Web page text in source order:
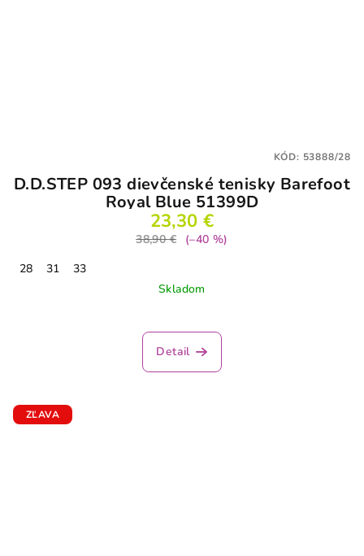
D.D.STEP 093 dievčenské tenisky Barefoot
Royal Blue 51399D
23,30 €
38,90 €
(–40 %)
28
31
33
Skladom
Detail
KÓD: 53888/28
ZĽAVA